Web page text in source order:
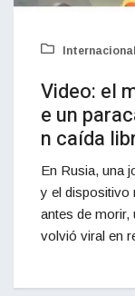
Video: el
e un
n caída
En Rusia, una
y el dispositivo
antes de morir,
volvió viral en